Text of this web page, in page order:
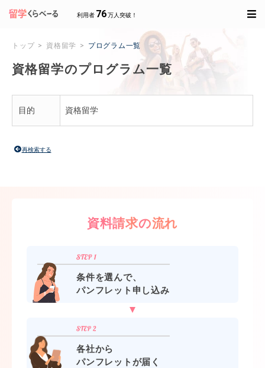
利用者 76万人突破！
トップ 資格留学 プログラム一覧
資格留学のプログラム一覧
目的 資格留学
再検索する
資料請求の流れ
条件を選んで、
パンフレット申し込み
各社から
パンフレットが届く